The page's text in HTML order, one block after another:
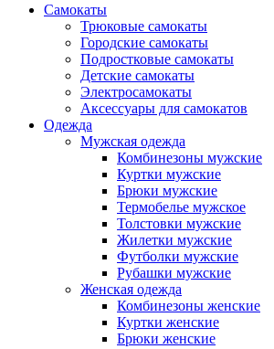
Самокаты
Трюковые самокаты
Городские самокаты
Подростковые самокаты
Детские самокаты
Электросамокаты
Аксессуары для самокатов
Одежда
Мужская одежда
Комбинезоны мужские
Куртки мужские
Брюки мужские
Термобелье мужское
Толстовки мужские
Жилетки мужские
Футболки мужские
Рубашки мужские
Женская одежда
Комбинезоны женские
Куртки женские
Брюки женские